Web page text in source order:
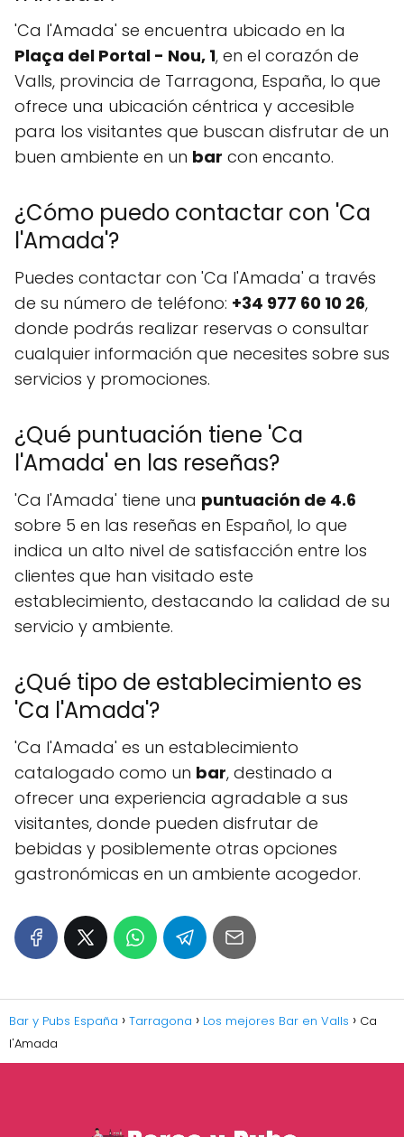
'Ca l'Amada' se encuentra ubicado en la
Plaça del Portal - Nou, 1, en el corazón de
Valls, provincia de Tarragona, España, lo que
ofrece una ubicación céntrica y accesible
para los visitantes que buscan disfrutar de un
buen ambiente en un bar con encanto.
¿Cómo puedo contactar con 'Ca
l'Amada'?
Puedes contactar con 'Ca l'Amada' a través
de su número de teléfono: +34 977 60 10 26,
donde podrás realizar reservas o consultar
cualquier información que necesites sobre sus
servicios y promociones.
¿Qué puntuación tiene 'Ca
l'Amada' en las reseñas?
'Ca l'Amada' tiene una puntuación de 4.6
sobre 5 en las reseñas en Español, lo que
indica un alto nivel de satisfacción entre los
clientes que han visitado este
establecimiento, destacando la calidad de su
servicio y ambiente.
¿Qué tipo de establecimiento es
'Ca l'Amada'?
'Ca l'Amada' es un establecimiento
catalogado como un bar, destinado a
ofrecer una experiencia agradable a sus
visitantes, donde pueden disfrutar de
bebidas y posiblemente otras opciones
gastronómicas en un ambiente acogedor.
Bar y Pubs España Tarragona Los mejores Bar en Valls
Ca
l'Amada